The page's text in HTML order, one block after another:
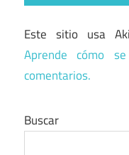
Este sitio usa
Aprende cómo
comentarios.
Buscar